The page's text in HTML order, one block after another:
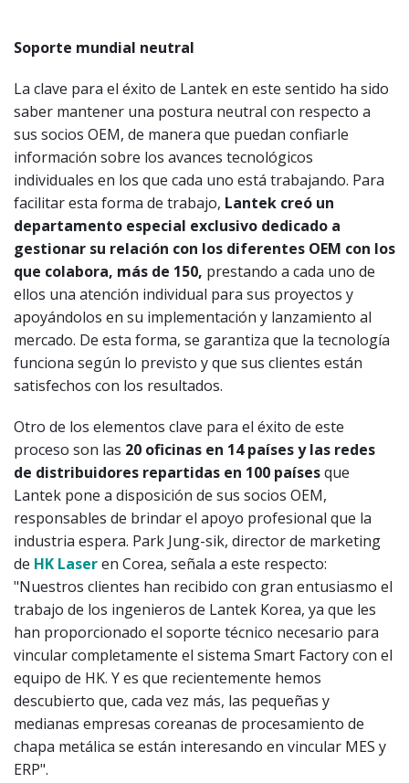
Soporte mundial neutral
La clave para el éxito de Lantek en este sentido ha sido
saber mantener una postura neutral con respecto a
sus socios OEM, de manera que puedan confiarle
información sobre los avances tecnológicos
individuales en los que cada uno está trabajando. Para
facilitar esta forma de trabajo, Lantek creó un
departamento especial exclusivo dedicado a
gestionar su relación con los diferentes OEM con los
que colabora, más de 150, prestando a cada uno de
ellos una atención individual para sus proyectos y
apoyándolos en su implementación y lanzamiento al
mercado. De esta forma, se garantiza que la tecnología
funciona según lo previsto y que sus clientes están
satisfechos con los resultados.
Otro de los elementos clave para el éxito de este
proceso son las 20 oficinas en 14 países y las redes
de distribuidores repartidas en 100 paísesque
Lantek pone a disposición de sus socios OEM,
responsables de brindar el apoyo profesional que la
industria espera. Park Jung-sik, director de marketing
de HK Laseren Corea, señala a este respecto:
"Nuestros clientes han recibido con gran entusiasmo el
trabajo de los ingenieros de Lantek Korea, ya que les
han proporcionado el soporte técnico necesario para
vincular completamente el sistema Smart Factory con el
equipo de HK. Y es que recientemente hemos
descubierto que, cada vez más, las pequeñas y
medianas empresas coreanas de procesamiento de
chapa metálica se están interesando en vincular MES y
ERP".